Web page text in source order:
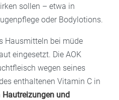
sollen – etwa in
oder Bodylotions.
Hausmitteln bei müde
eingesetzt. Die AOK
wegen seines
enthaltenen Vitamin C in
Hautreizungen und